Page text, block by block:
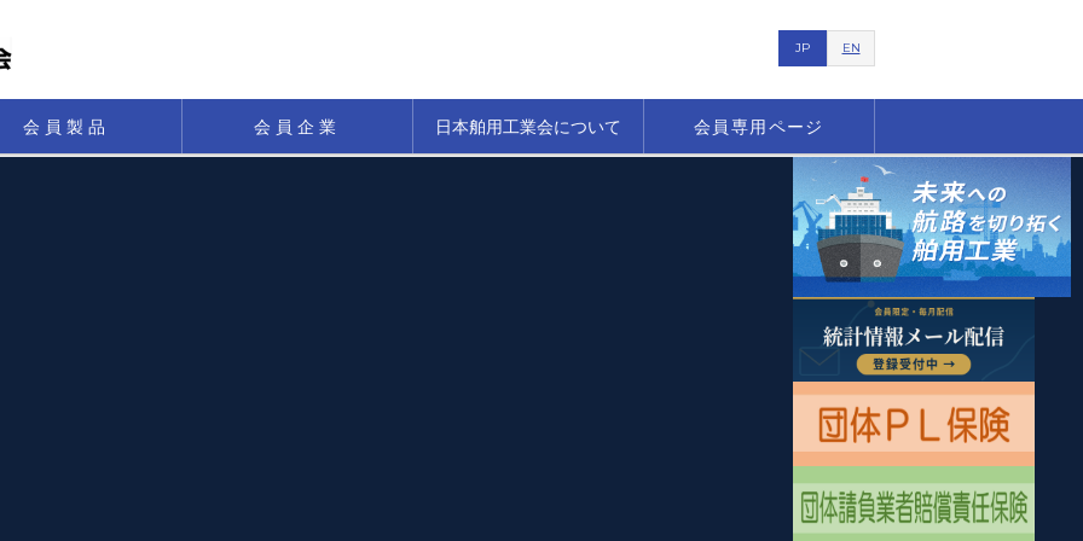
JP EN
会員製品 会員企業 日本舶用工業会について 会員専用ページ